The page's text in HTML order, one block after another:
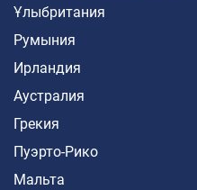
Ұлыбритания
Румыния
Ирландия
Аустралия
Грекия
Пуэрто-Рико
Мальта